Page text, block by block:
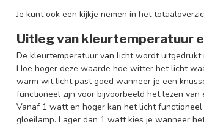
Je kunt ook een kijkje nemen in het
Uitleg van kleurtemperatuur
De kleurtemperatuur van licht wordt
Hoe hoger deze waarde hoe witter het licht
warm wit licht past goed wanneer je een
functioneel zijn voor bijvoorbeeld het lezen
Vanaf 1 watt en hoger kan het licht
gloeilamp. Lager dan 1 watt kies je wanneer